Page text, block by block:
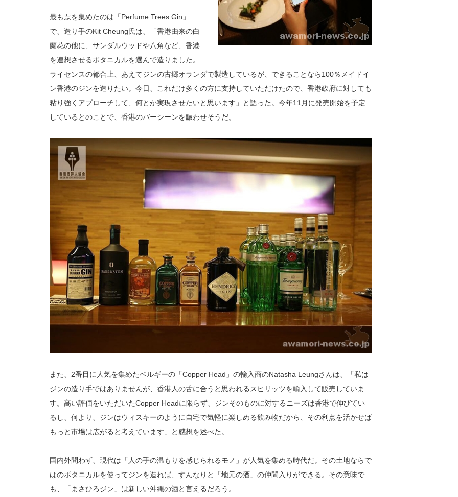
最も票を集めたのは「Perfume Trees Gin」
で、造り手のKit Cheung氏は、「香港由来の白
蘭花の他に、サンダルウッドや八角など、香港
を連想させるボタニカルを選んで造りました。
ライセンスの都合上、あえてジンの古郷オランダで製造しているが、できることなら100％メイドイ
ン香港のジンを造りたい。今日、これだけ多くの方に支持していただけたので、香港政府に対しても
粘り強くアプローチして、何とか実現させたいと思います」と語った。今年11月に発売開始を予定
しているとのことで、香港のバーシーンを賑わせそうだ。
また、2番目に人気を集めたベルギーの「Copper Head」の輸入商のNatasha Leungさんは、「私は
ジンの造り手ではありませんが、香港人の舌に合うと思われるスピリッツを輸入して販売していま
す。高い評価をいただいたCopper Headに限らず、ジンそのものに対するニーズは香港で伸びてい
るし、何より、ジンはウィスキーのように自宅で気軽に楽しめる飲み物だから、その利点を活かせば
もっと市場は広がると考えています」と感想を述べた。
国内外問わず、現代は「人の手の温もりを感じられるモノ」が人気を集める時代だ。その土地ならで
はのボタニカルを使ってジンを造れば、すんなりと「地元の酒」の仲間入りができる。その意味で
も、「まさひろジン」は新しい沖縄の酒と言えるだろう。